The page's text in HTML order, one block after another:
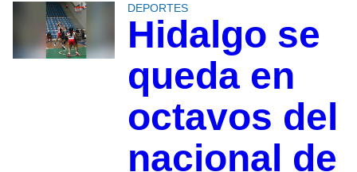
DEPORTES
Hidalgo se
queda en
octavos del
nacional de